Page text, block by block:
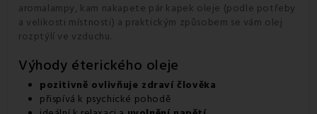
aromalampy, kam nakapete pár kapek oleje (podle potřeby
a velikosti místnosti) a praktickým způsobem se vám olej
rozptýlí ve vzduchu.
Výhody éterického oleje
pozitivně ovlivňuje zdraví člověka
přispívá k psychické pohodě